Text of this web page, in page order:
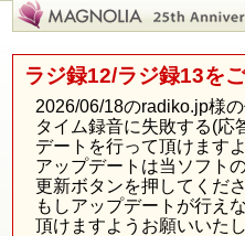
ラジ録12/ラジ録13を
2026/06/18のradiko.jp様
タイム録音に失敗する(応
デートを行って頂けます
アップデートは当ソフト
更新ボタンを押してくださ
もしアップデートが行え
頂けますようお願いいたし